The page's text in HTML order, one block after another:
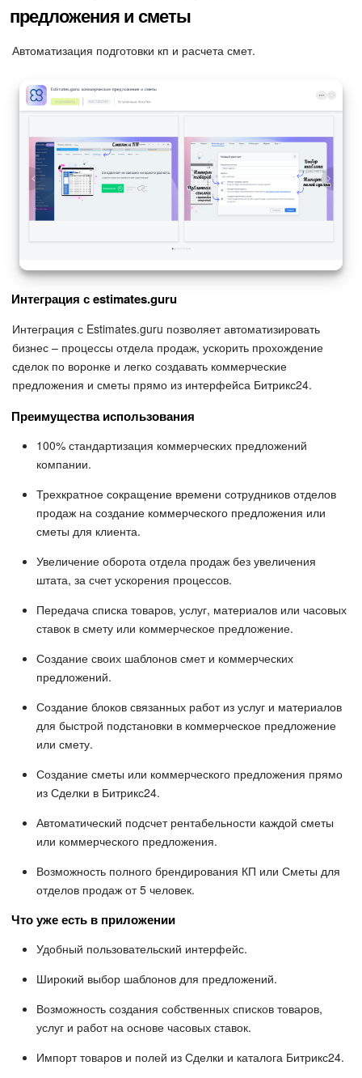
предложения и сметы
Автоматизация подготовки кп и расчета смет.
Интеграция с estimates.guru
Интеграция с Estimates.guru позволяет автоматизировать
бизнес – процессы отдела продаж, ускорить прохождение
сделок по воронке и легко создавать коммерческие
предложения и сметы прямо из интерфейса Битрикс24.
Преимущества использования
100% стандартизация коммерческих предложений
компании.
Трехкратное сокращение времени сотрудников отделов
продаж на создание коммерческого предложения или
сметы для клиента.
Увеличение оборота отдела продаж без увеличения
штата, за счет ускорения процессов.
Передача списка товаров, услуг, материалов или часовых
ставок в смету или коммерческое предложение.
Создание своих шаблонов смет и коммерческих
предложений.
Создание блоков связанных работ из услуг и материалов
для быстрой подстановки в коммерческое предложение
или смету.
Создание сметы или коммерческого предложения прямо
из Сделки в Битрикс24.
Автоматический подсчет рентабельности каждой сметы
или коммерческого предложения.
Возможность полного брендирования КП или Сметы для
отделов продаж от 5 человек.
Что уже есть в приложении
Удобный пользовательский интерфейс.
Широкий выбор шаблонов для предложений.
Возможность создания собственных списков товаров,
услуг и работ на основе часовых ставок.
Импорт товаров и полей из Сделки и каталога Битрикс24.